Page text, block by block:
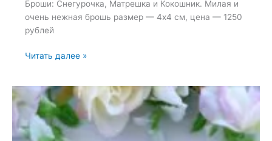
Броши: Снегурочка, Матрешка и Кокошник. Милая и
очень нежная брошь размер — 4х4 см, цена — 1250
рублей
Броши:
Кокошник
—
3
Читать далее »